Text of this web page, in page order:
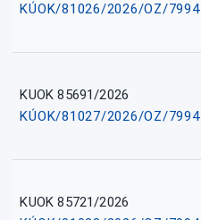
KÚOK/81026/2026/OZ/7994
KUOK 85691/2026
KÚOK/81027/2026/OZ/7994
KUOK 85721/2026